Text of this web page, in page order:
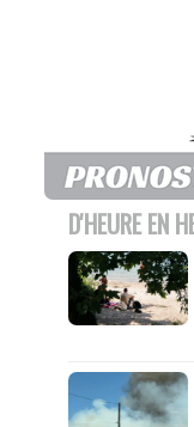
D'HEURE EN